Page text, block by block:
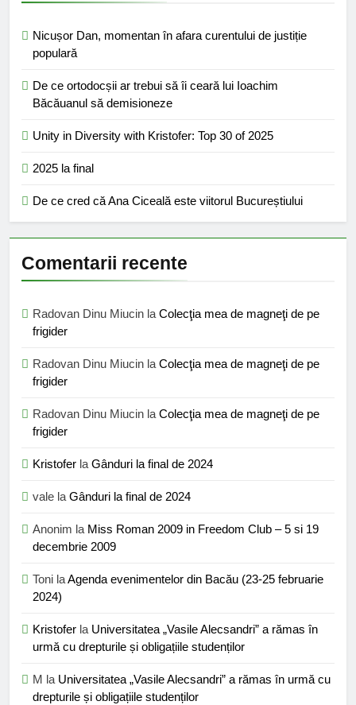
Nicușor Dan, momentan în afara curentului de justiție
populară
De ce ortodocșii ar trebui să îi ceară lui Ioachim
Băcăuanul să demisioneze
Unity in Diversity with Kristofer: Top 30 of 2025
2025 la final
De ce cred că Ana Ciceală este viitorul Bucureștiului
Comentarii recente
Radovan Dinu Miucin la Colecţia mea de magneţi de pe
frigider
Radovan Dinu Miucin la Colecţia mea de magneţi de pe
frigider
Radovan Dinu Miucin la Colecţia mea de magneţi de pe
frigider
Kristofer la Gânduri la final de 2024
vale la Gânduri la final de 2024
Anonim la Miss Roman 2009 in Freedom Club – 5 si 19
decembrie 2009
Toni laAgenda evenimentelor din Bacău (23-25 februarie
2024)
Kristofer la Universitatea „Vasile Alecsandri” a rămas în
urmă cu drepturile și obligațiile studenților
M la Universitatea „Vasile Alecsandri” a rămas în urmă cu
drepturile și obligațiile studenților